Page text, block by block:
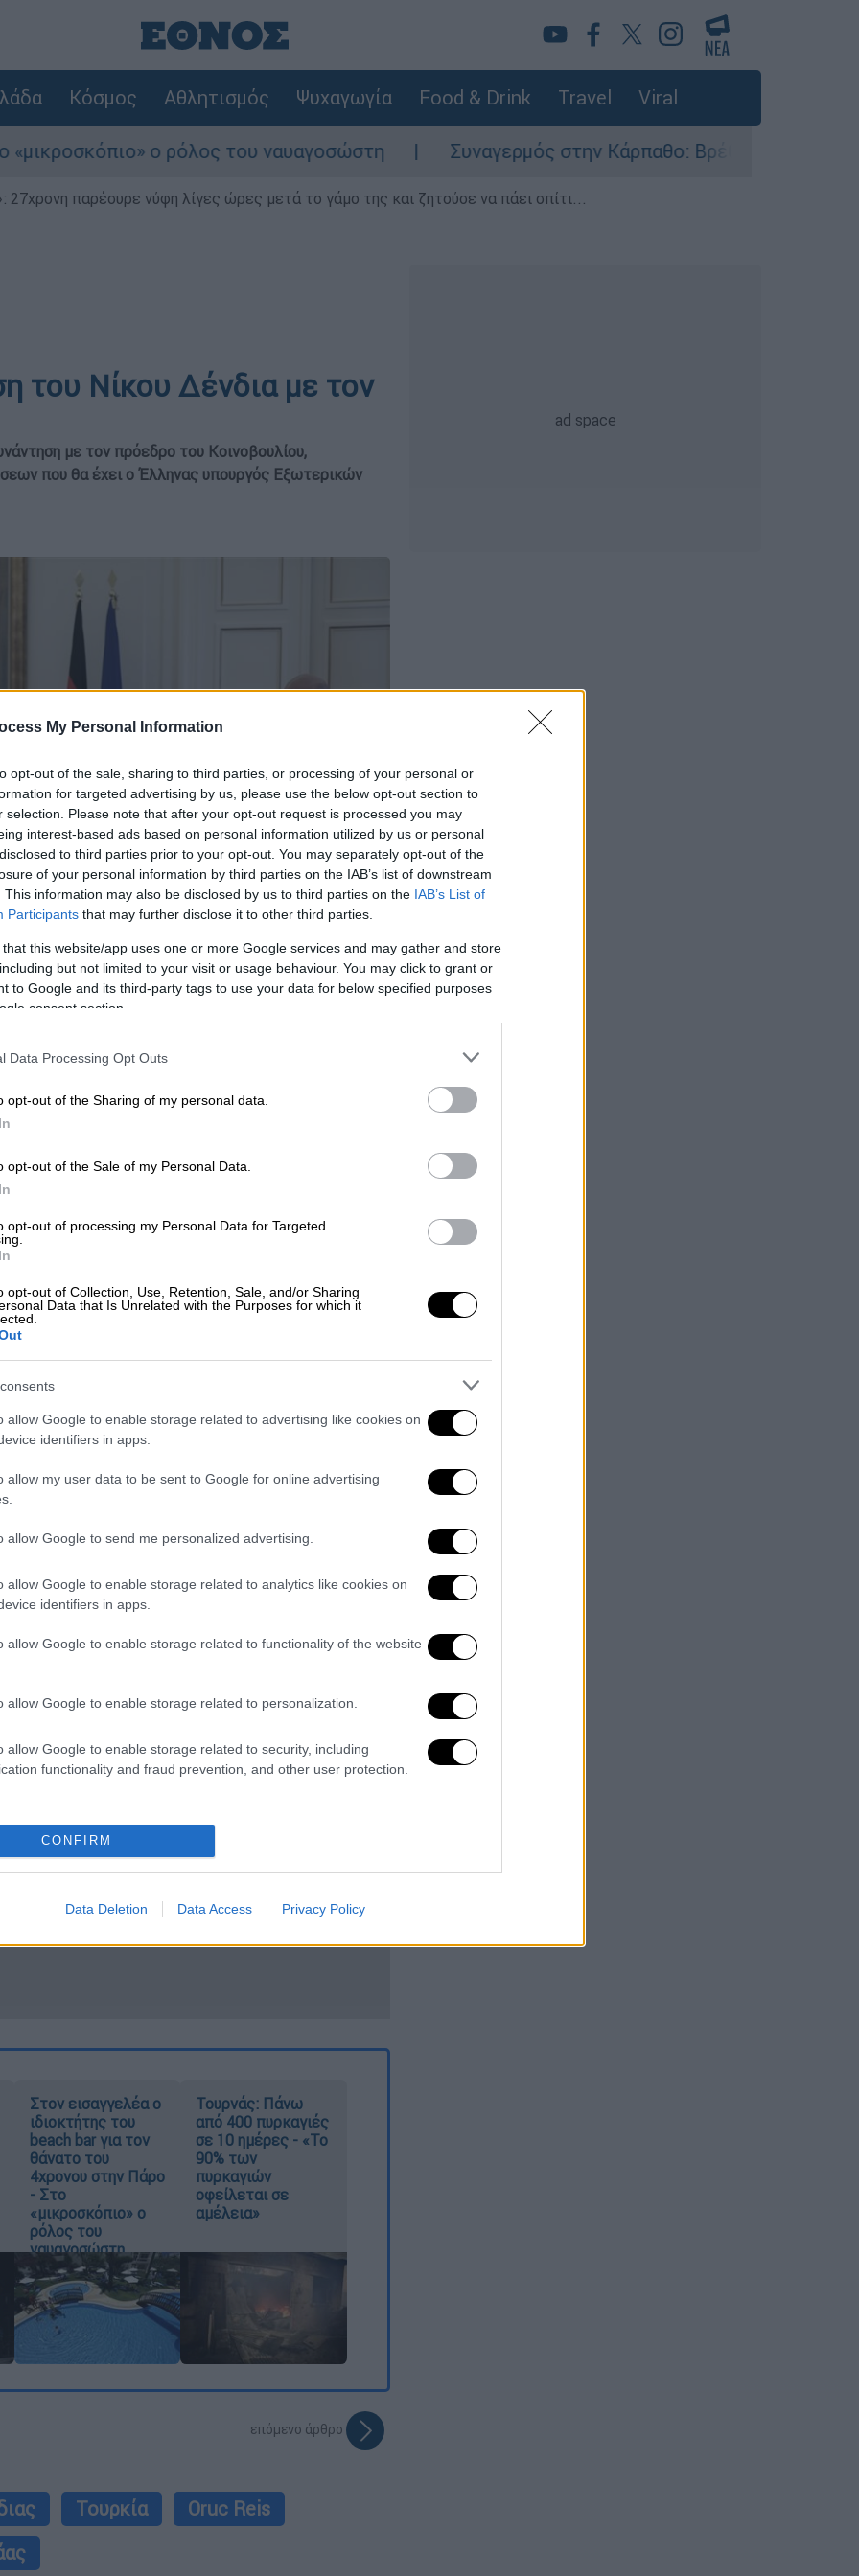
My Personal Information
opt-out of the sale, sharing to third parties, or processing of your personal or
for targeted advertising by us, please use the below opt-out section to
selection. Please note that after your opt-out request is processed you may
interest-based ads based on personal information utilized by us or personal
to third parties prior to your opt-out. You may separately opt-out of the
of your personal information by third parties on the IAB’s list of downstream
This information may also be disclosed by us to third parties on the IAB’s List of
Participants that may further disclose it to other third parties.
that this website/app uses one or more Google services and may gather and store
but not limited to your visit or usage behaviour. You may click to grant or
to Google and its third-party tags to use your data for below specified purposes
consent section.
Data Processing Opt Outs
opt-out of the Sharing of my personal data.
opt-out of the Sale of my Personal Data.
opt-out of processing my Personal Data for Targeted
opt-out of Collection, Use, Retention, Sale, and/or Sharing
Data that Is Unrelated with the Purposes for which it
allow Google to enable storage related to advertising like cookies on
identifiers in apps.
allow my user data to be sent to Google for online advertising
allow Google to send me personalized advertising.
allow Google to enable storage related to analytics like cookies on
identifiers in apps.
allow Google to enable storage related to functionality of the website
allow Google to enable storage related to personalization.
allow Google to enable storage related to security, including
functionality and fraud prevention, and other user protection.
CONFIRM
Data Deletion Data Access Privacy Policy
Κόσμος Αθλητισμός Ψυχαγωγία Food & Drink Travel Viral
ο ρόλος του ναυαγοσώστη Συναγερμός στην Κάρπαθο: Βρέθηκαν παλιά
παρέσυρε νύφη λίγες ώρες μετά το γάμο της και ζητούσε να πάει σπίτι...
του Νίκου Δένδια με τον
με τον πρόεδρο του Κοινοβουλίου,
που θα έχει ο Έλληνας υπουργός Εξωτερικών
υπουργού Εξωτερικών,
Χάικο Μάας, προχώρησε το γερμανικό
στο πρόγραμμα του Γερμανού
είχε συνάντηση με τον πρόεδρο του
Επισήμως, στις συναντήσεις
και περιφερειακού ενδιαφέροντος,
Μεσόγειο
θέματα ευρωπαϊκού ενδιαφέροντος».
έχει αναλάβει ήδη από το καλοκαίρι
Ελλάδας και
του «διαλόγου» και να «τρέξουν»
θα αναζητηθούν τρόποι
ερευνών του
επαφών, ώστε να δρομολογηθούν
πότε θα γίνει η συνάντηση με τον
Στον εισαγγελέα ο
ιδιοκτήτης του
beach bar για τον
θάνατο του
4χρονου στην Πάρο
- Στο
«μικροσκόπιο» ο
ρόλος του
ναυαγοσώστη
Τουρνάς: Πάνω
από 400 πυρκαγιές
σε 10 ημέρες - «Το
90% των
πυρκαγιών
οφείλεται σε
αμέλεια»
επόμενο άρθρο
Τουρκία
Oruc Reis